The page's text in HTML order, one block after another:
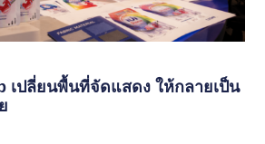
เปลี่ยนพื้นที่จัดแสดง ให้กลายเป็น